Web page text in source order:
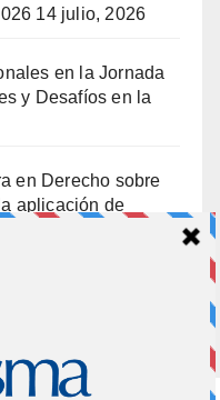
14 julio, 2026
en la Jornada
y Desafíos en la
en Derecho sobre
aplicación de